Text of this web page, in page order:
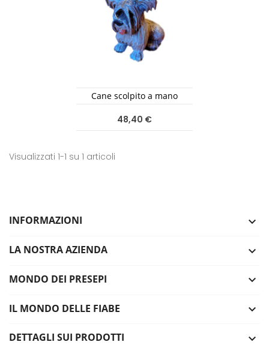
Cane scolpito a mano
48,40 €
Visualizzati 1-1 su 1 articoli
INFORMAZIONI 
LA NOSTRA AZIENDA 
MONDO DEI PRESEPI 
IL MONDO DELLE FIABE 
DETTAGLI SUI PRODOTTI 